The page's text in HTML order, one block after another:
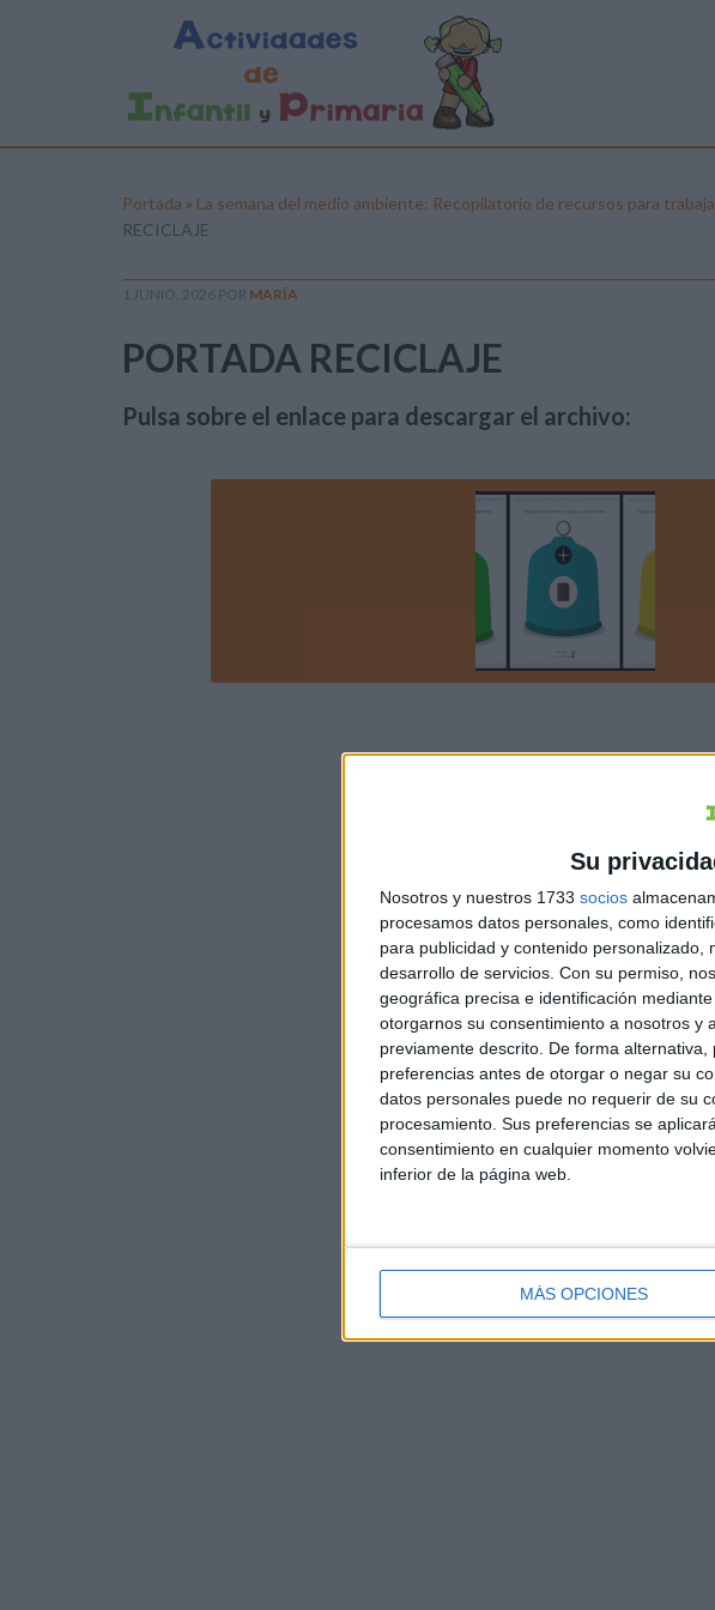
Su
Nosotros y nuestros 1733 socios
procesamos datos personales, como
para publicidad y contenido
desarrollo de servicios. Con su permiso,
geográfica precisa e identificación
otorgarnos su consentimiento a nosotros y
previamente descrito. De forma
preferencias antes de otorgar o negar su
datos personales puede no requerir de su
procesamiento. Sus preferencias se
consentimiento en cualquier momento
inferior de la página web.
MÁS OPCIONES
Portada » La semana del medio ambiente: Recopilatorio de recursos para
RECICLAJE
1 JUNIO, 2026 POR MARÍA
PORTADA RECICLAJE
Pulsa sobre el enlace para descargar el archivo: